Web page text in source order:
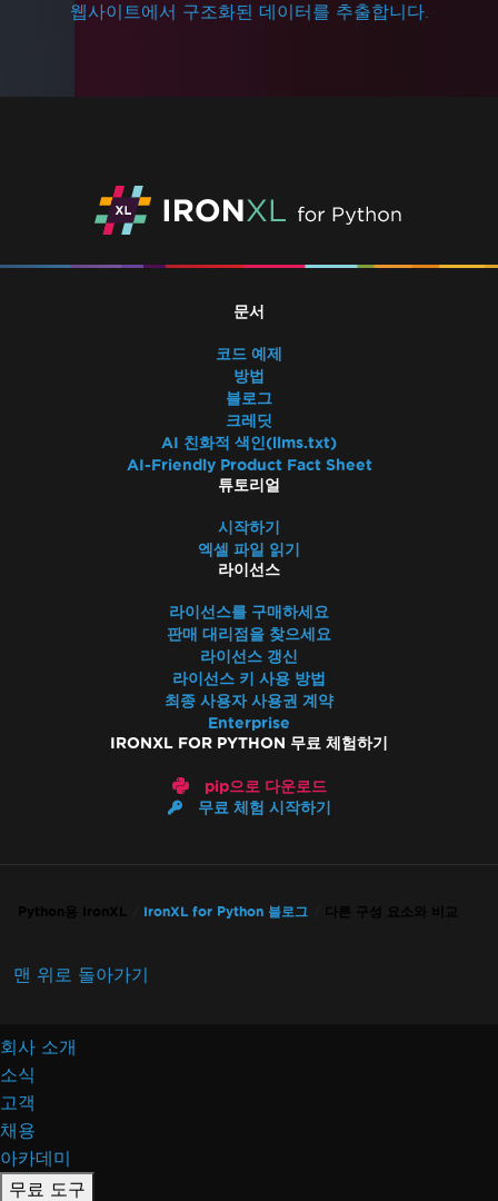
웹사이트에서 구조화된 데이터를 추출합니다.
문서
코드 예제
방법
블로그
크레딧
AI 친화적 색인(llms.txt)
AI-Friendly Product Fact Sheet
튜토리얼
시작하기
엑셀 파일 읽기
라이선스
라이선스를 구매하세요
판매 대리점을 찾으세요
라이선스 갱신
라이선스 키 사용 방법
최종 사용자 사용권 계약
Enterprise
IRONXL FOR PYTHON 무료 체험하기
pip으로 다운로드
무료 체험 시작하기
Python용 IronXL IronXL for Python 블로그 다른 구성 요소와 비교
맨 위로 돌아가기
회사 소개
소식
고객
채용
아카데미
무료 도구